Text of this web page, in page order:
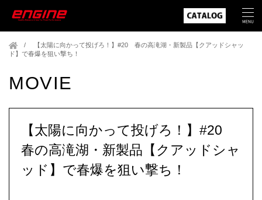
【太陽に向かって投げろ！】#20 春の高滝湖・新製品【クアッドシャッ
ド】で春爆を狙い撃ち！
MOVIE
【太陽に向かって投げろ！】#20
春の高滝湖・新製品【クアッドシャ
ッド】で春爆を狙い撃ち！